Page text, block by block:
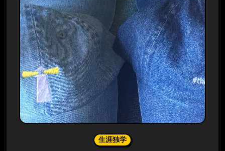
生涯独学